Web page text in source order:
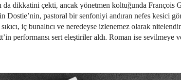
dikkatini çekti, ancak yönetmen koltuğunda François
pastoral bir senfoniyi andıran nefes kesici
iç bunaltıcı ve neredeyse izlenemez olarak
performansı sert eleştiriler aldı. Roman ise sevilmeye